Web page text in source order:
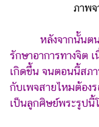
ภาพ
หลังจากนั้นต
รักษาอาการทางจิต
เกิดขึ้น จนตอนนี้สภ
กับเพจสายไหมต้อง
เป็นลูกศิษย์พระรูปนี้